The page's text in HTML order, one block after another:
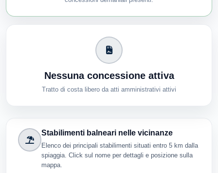
Nessuna concessione attiva
Tratto di costa libero da atti amministrativi attivi
Stabilimenti balneari nelle vicinanze
Elenco dei principali stabilimenti situati entro 5 km dalla
spiaggia. Click sul nome per dettagli e posizione sulla
mappa.